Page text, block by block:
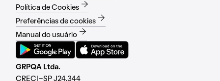
Política de Cookies
Preferências de cookies
Manual do usuário
GRPQA Ltda.
CRECI-SP J24.344